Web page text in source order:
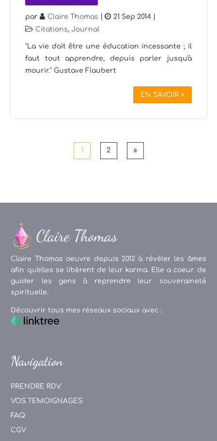
par Claire Thomas | 21 Sep 2014
Citations,Journal
"La vie doit être une éducation incessante ; il
faut tout apprendre, depuis parler jusqu'à
mourir." Gustave Flaubert
EN SAVOIR +
1 2 »
Claire Thomas oeuvre depuis 2012 à révéler les âmes
afin qu'elles se libèrent de leur karma. Elle a coeur de
guider les gens à reprendre leur souveraineté
spirituelle.
Découvrir tous mes réseaux sociaux avec :
Navigation
PRENDRE RDV
VOS TEMOIGNAGES
FAQ
CGV